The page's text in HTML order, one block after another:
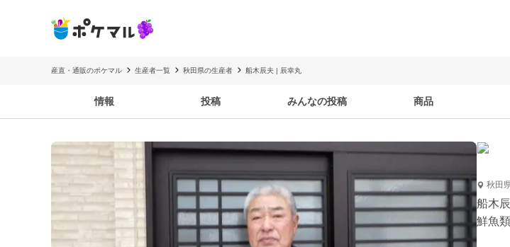
産直・通販のポケマル 生産者一覧 秋田県の生産者 船木辰夫 | 辰幸丸
情報 投稿 みんなの投稿 商品
秋田
船木
鮮魚類